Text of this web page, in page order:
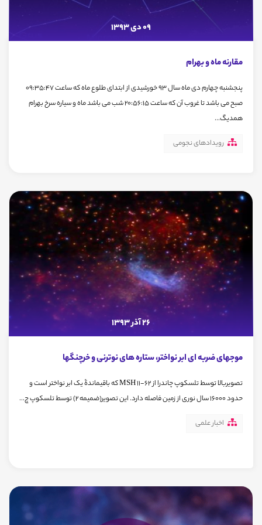
09 دی 1393
مقارنه ماه و بهرام
پنجشنبه چهارم دی ماه سال 93 خورشیدی از ابتدای طلوع ماه که ساعت 09:35:47
صبح می باشد تا غروب آن که ساعت 20:56:15 شب می باشد ماه و سیاره سرخ بهرام
همدیگ...
رویدادهای نجومی
26 آذر 1393
موجهای ضربه ای ابر نواختر، ستاره های نوترنی و خرچنگها
تصویربالا توسط تلسکوپ چاندرا از MSH 11-62 که باقیماندۀ یک ابر نواختر است و
حدود 16000 سال نوری از زمین فاصله دارد. این تصویر(ضمیمه 2) توسط تلسکوپ چ...
اخبار علمی